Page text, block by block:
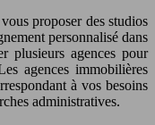
proposer des studios
personnalisé dans
plusieurs agences pour
agences immobilières
à vos besoins
administratives.